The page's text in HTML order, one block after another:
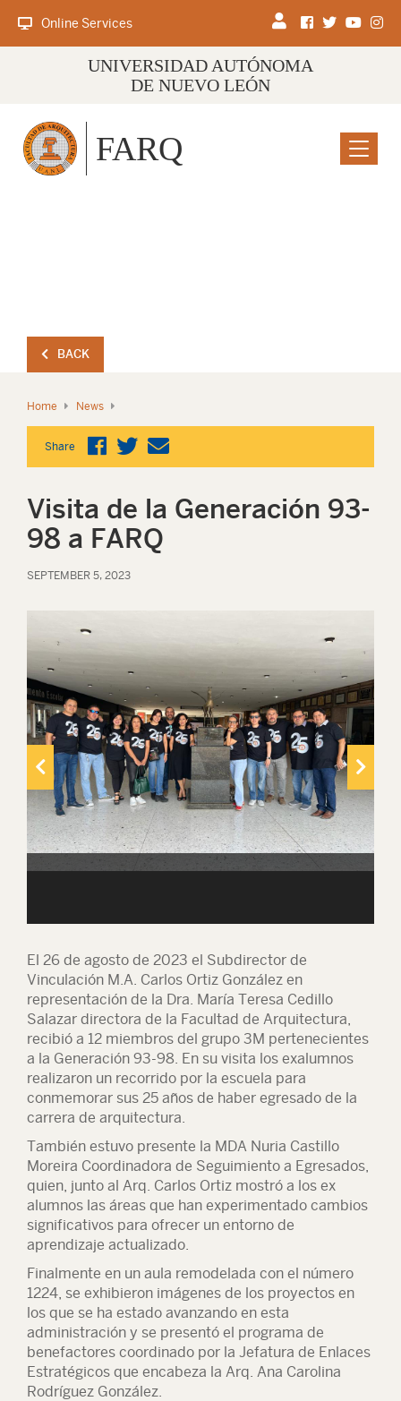
Online Services
UNIVERSIDAD AUTÓNOMA
DE NUEVO LEÓN
Menu
FARQ
BACK
Home News
Share
Visita de la Generación 93-
98 a FARQ
SEPTEMBER 5, 2023
El 26 de agosto de 2023 el Subdirector de
Vinculación M.A. Carlos Ortiz González en
representación de la Dra. María Teresa Cedillo
Salazar directora de la Facultad de Arquitectura,
recibió a 12 miembros del grupo 3M pertenecientes
a la Generación 93-98. En su visita los exalumnos
realizaron un recorrido por la escuela para
conmemorar sus 25 años de haber egresado de la
carrera de arquitectura.
También estuvo presente la MDA Nuria Castillo
Moreira Coordinadora de Seguimiento a Egresados,
quien, junto al Arq. Carlos Ortiz mostró a los ex
alumnos las áreas que han experimentado cambios
significativos para ofrecer un entorno de
aprendizaje actualizado.
Finalmente en un aula remodelada con el número
1224, se exhibieron imágenes de los proyectos en
los que se ha estado avanzando en esta
administración y se presentó el programa de
benefactores coordinado por la Jefatura de Enlaces
Estratégicos que encabeza la Arq. Ana Carolina
Rodríguez González.